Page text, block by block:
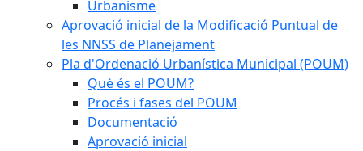
Urbanisme
Aprovació inicial de la Modificació Puntual de
les NNSS de Planejament
Pla d'Ordenació Urbanística Municipal (POUM)
Què és el POUM?
Procés i fases del POUM
Documentació
Aprovació inicial